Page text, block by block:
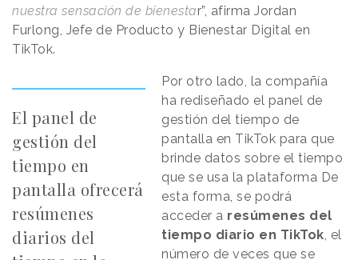
nuestra sensación de bienestar”, afirma Jordan
Furlong, Jefe de Producto y Bienestar Digital en
TikTok.
El panel de
gestión del
tiempo en
pantalla ofrecerá
resúmenes
diarios del
Por otro lado, la compañía
ha rediseñado el panel de
gestión del tiempo de
pantalla en TikTok para que
brinde datos sobre el tiempo
que se usa la plataforma De
esta forma, se podrá
acceder a resúmenes del
tiempo diario en TikTok , el
número de veces que se